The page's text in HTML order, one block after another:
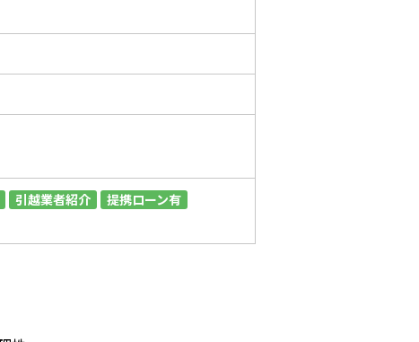
引越業者紹介
提携ローン有